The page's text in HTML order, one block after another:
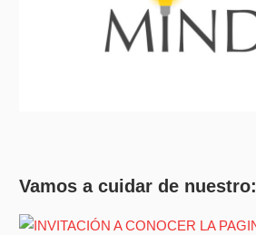
Vamos a cuidar de nuestro: